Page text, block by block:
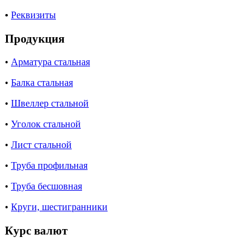
• Реквизиты
Продукция
• Арматура стальная
• Балка стальная
• Швеллер стальной
• Уголок стальной
• Лист стальной
• Труба профильная
• Труба бесшовная
• Круги, шестигранники
Курс валют